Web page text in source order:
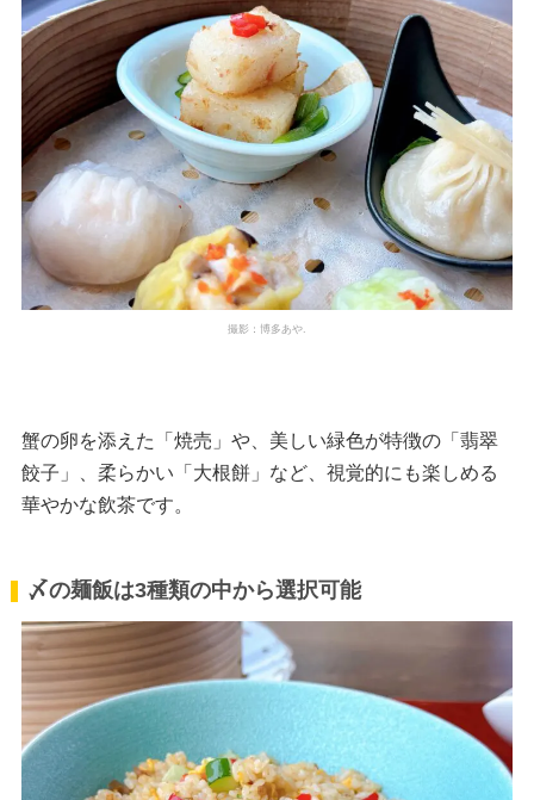
撮影：博多あや.
蟹の卵を添えた「焼売」や、美しい緑色が特徴の「翡翠
餃子」、柔らかい「大根餅」など、視覚的にも楽しめる
華やかな飲茶です。
〆の麺飯は3種類の中から選択可能